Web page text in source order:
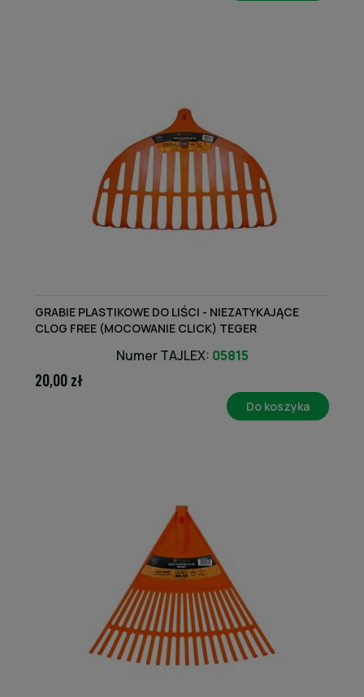
GRABIE PLASTIKOWE DO LIŚCI - NIEZATYKAJĄCE
CLOG FREE (MOCOWANIE CLICK) TEGER
Numer TAJLEX: 05815
20,00 zł
Do koszyka